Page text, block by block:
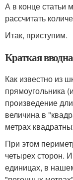
А в конце статьи
рассчитать
Итак, приступим.
Краткая
Как известно из
прямоугольника
произведение
величина в
метрах
При этом
четырех сторон.
единицах, в